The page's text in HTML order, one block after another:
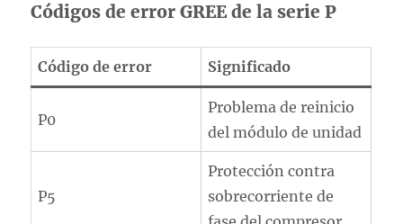
Códigos de error GREE de la serie P
Código de error Significado
P0
Problema de reinicio
del módulo de unidad
P5
Protección contra
sobrecorriente de